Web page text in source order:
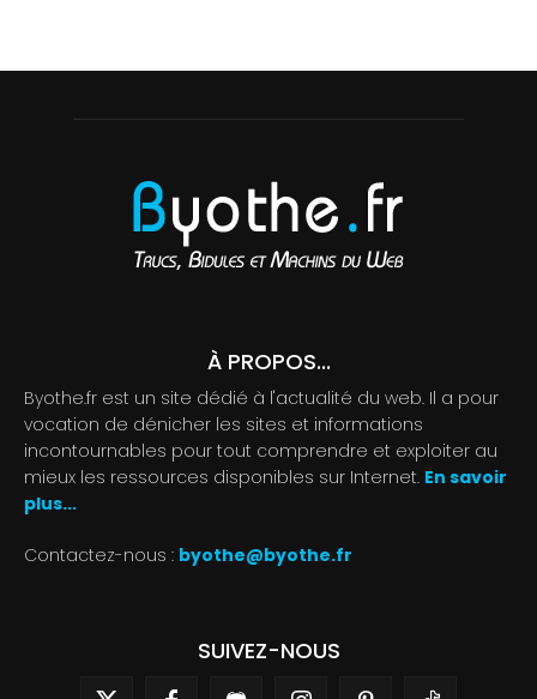
À PROPOS...
Byothe.fr est un site dédié à l'actualité du web. Il a pour
vocation de dénicher les sites et informations
incontournables pour tout comprendre et exploiter au
mieux les ressources disponibles sur Internet. En savoir
plus...
Contactez-nous : byothe@byothe.fr
SUIVEZ-NOUS